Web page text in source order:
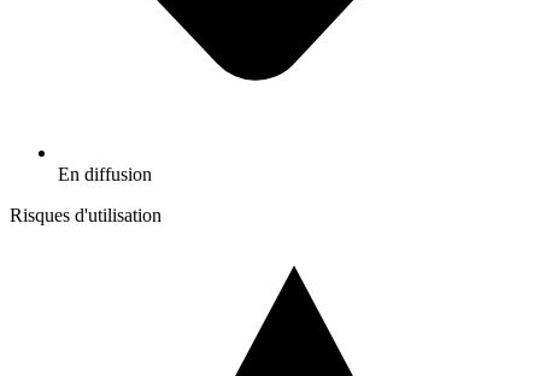
En diffusion
Risques d'utilisation